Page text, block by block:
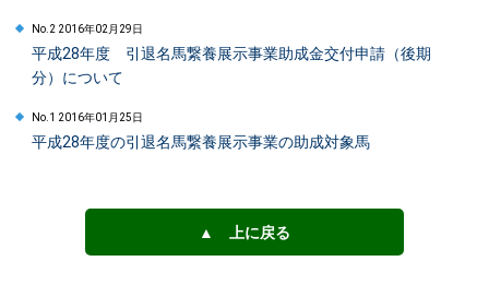
No.2 2016年02月29日
平成28年度 引退名馬繋養展示事業助成金交付申請（後期
分）について
No.1 2016年01月25日
平成28年度の引退名馬繋養展示事業の助成対象馬
▲ 上に戻る